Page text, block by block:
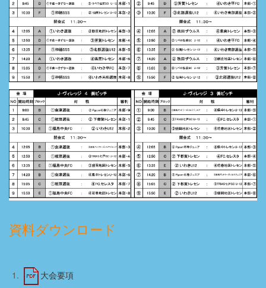
資料ダウンロード
大会要項